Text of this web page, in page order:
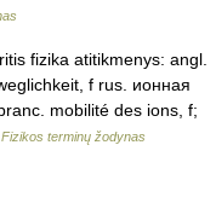
fizika atitikmenys: angl.
f rus. ионная
mobilité des ions, f;
Fizikos terminų žodynas